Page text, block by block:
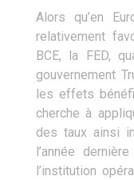
Alors qu’en
relativement
BCE, la FED,
gouvernement
les effets
cherche à
des taux ainsi
l’année
l’institution